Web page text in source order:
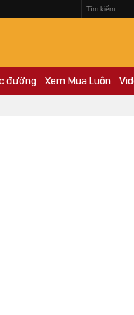
đường Xem Mua Luôn